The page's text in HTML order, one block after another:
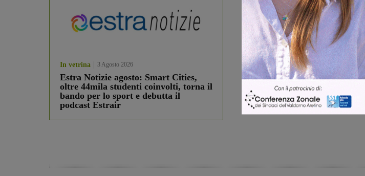
In vetrina 3 Agosto 2026
Estra Notizie agosto: Smart Cities,
oltre 44mila studenti coinvolti, torna il
bando per lo sport e debutta il
podcast Estrair